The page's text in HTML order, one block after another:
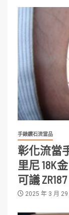
手錶鑽石流當品
彰化流當
里尼 18K
可議 ZR187
2025 年 3 月 29